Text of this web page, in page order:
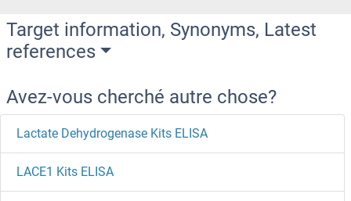
Target information, Synonyms, Latest
references
Avez-vous cherché autre chose?
Lactate Dehydrogenase Kits ELISA
LACE1 Kits ELISA